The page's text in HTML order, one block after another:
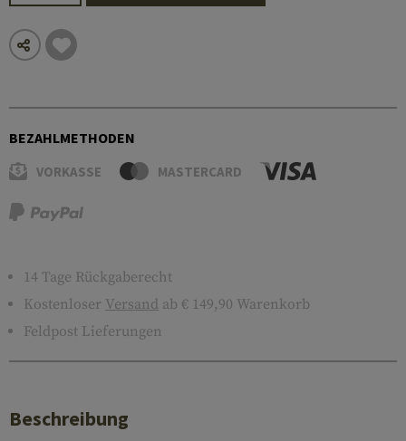
BEZAHLMETHODEN
VORKASSE MASTERCARD
14 Tage Rückgaberecht
Kostenloser Versand ab € 149,90 Warenkorb
Feldpost Lieferungen
Beschreibung